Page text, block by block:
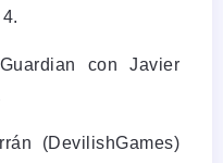
con Javier
(DevilishGames)